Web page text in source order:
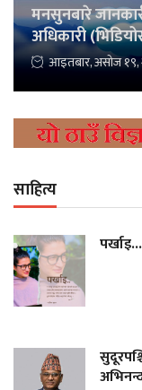
मनसुनबारे
अधिकारी
आइतबार, असोज १९,
साहित्य
पर्खाइ...